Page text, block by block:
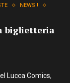
NEWS !
biglietteria
Lucca Comics,